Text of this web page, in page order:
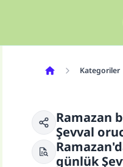
Kategoriler
Ramazan
Şevval
günlük